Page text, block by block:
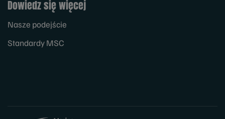
Dowiedz się więcej
Nasze podejście
Standardy MSC